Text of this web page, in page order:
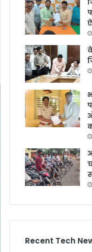
Recent Tech